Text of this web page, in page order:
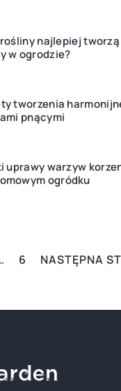
najlepiej
w ogrodzie?
tworzenia
pnącymi
uprawy warzyw
ogródku
6 NASTĘPNA